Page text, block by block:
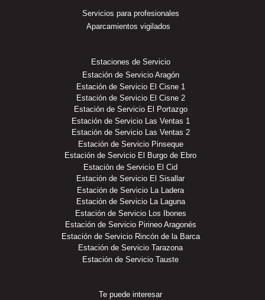
Servicios para profesionales
Aparcamientos vigilados
Estaciones de Servicio
Estación de Servicio Aragón
Estación de Servicio El Cisne 1
Estación de Servicio El Cisne 2
Estación de Servicio El Portazgo
Estación de Servicio Las Ventas 1
Estación de Servicio Las Ventas 2
Estación de Servicio Pinseque
Estación de Servicio El Burgo de Ebro
Estación de Servicio El Cid
Estación de Servicio El Sisallar
Estación de Servicio La Ladera
Estación de Servicio La Laguna
Estación de Servicio Los Ibones
Estación de Servicio Pirineo Aragonés
Estación de Servicio Rincón de la Barca
Estación de Servicio Tarazona
Estación de Servicio Tauste
Te puede interesar